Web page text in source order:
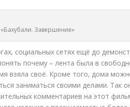
Завершение»
социальных сетях ещё до
почему – лента была в
взяла своё. Кроме того, дома
заниматься своими делами. Так
комментариев на этот